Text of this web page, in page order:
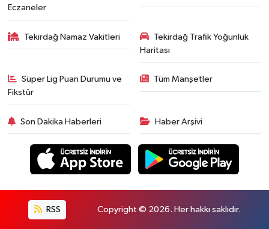
Eczaneler
Tekirdağ Namaz Vakitleri
Tekirdağ Trafik Yoğunluk
Haritası
Süper Lig Puan Durumu ve
Fikstür
Tüm Manşetler
Son Dakika Haberleri Haber Arşivi
RSS Copyright © 2026. Her hakkı saklıdır.